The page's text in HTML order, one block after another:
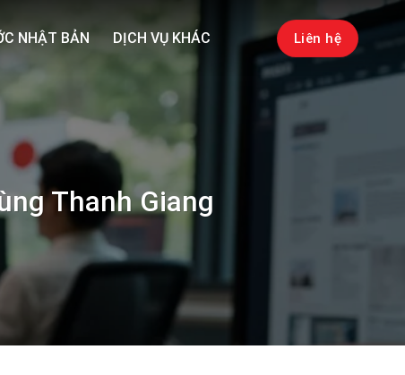
NHẬT BẢN DỊCH VỤ KHÁC Liên hệ
Thanh Giang